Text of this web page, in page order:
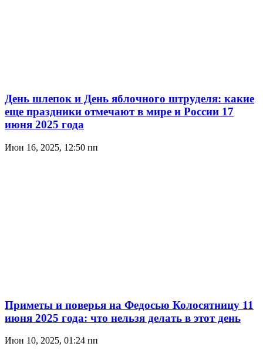
День шлепок и День яблочного штруделя: какие
еще праздники отмечают в мире и России 17
июня 2025 года
Июн 16, 2025, 12:50 пп
Приметы и поверья на Федосью Колосятницу 11
июня 2025 года: что нельзя делать в этот день
Июн 10, 2025, 01:24 пп